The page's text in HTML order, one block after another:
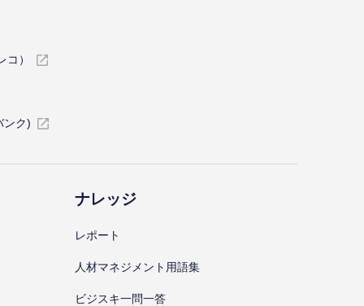
）
ンク)
ナレッジ
レポート
⼈材マネジメント⽤語集
ビジスキ⼀問⼀答